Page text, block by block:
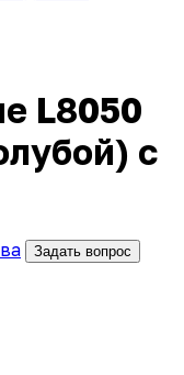
L8050
с
Задать вопрос